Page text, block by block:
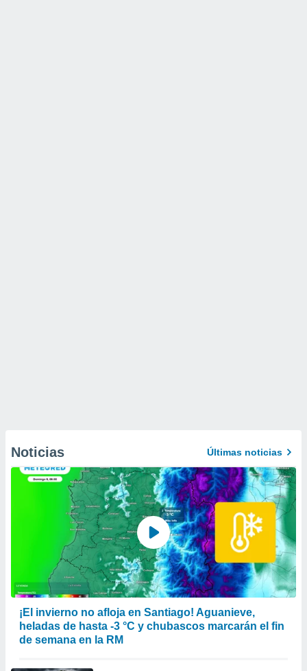
Noticias Últimas noticias
¡El invierno no afloja en Santiago! Aguanieve,
heladas de hasta -3 °C y chubascos marcarán el fin
de semana en la RM